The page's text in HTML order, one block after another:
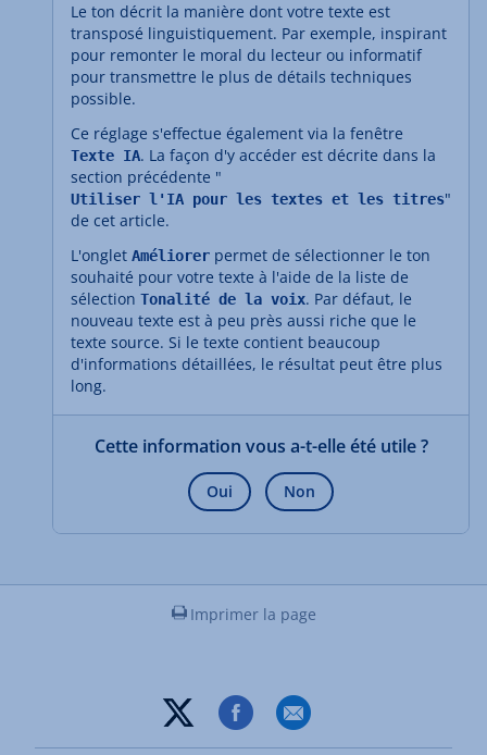
Le ton décrit la manière dont votre texte est
transposé linguistiquement. Par exemple, inspirant
pour remonter le moral du lecteur ou informatif
pour transmettre le plus de détails techniques
possible.
Ce réglage s'effectue également via la fenêtre
Texte IA. La façon d'y accéder est décrite dans la
section précédente "
Utiliser l'IA pour les textes et les titres"
de cet article.
L'onglet Améliorer permet de sélectionner le ton
souhaité pour votre texte à l'aide de la liste de
sélection Tonalité de la voix. Par défaut, le
nouveau texte est à peu près aussi riche que le
texte source. Si le texte contient beaucoup
d'informations détaillées, le résultat peut être plus
long.
Cette information vous a-t-elle été utile ?
Oui Non
Imprimer la page